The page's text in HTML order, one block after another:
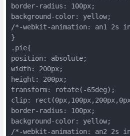
border-radius: 100px;
background-color: yellow;
/*-webkit-animation: an1
}
.pie{
position: absolute;
width: 200px;
height: 200px;
transform: rotate(-65deg);
clip:
border-radius: 100px;
background-color: yellow;
/*-webkit-animation: an2